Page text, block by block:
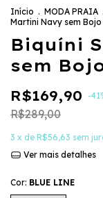
Início . MODA PRAIA .
Martini Navy sem Bojo
Biquíni
sem
R$169,90 -41
R$289,00
3 x de R$56,63 sem
Ver mais detalhes
Cor: BLUE LINE